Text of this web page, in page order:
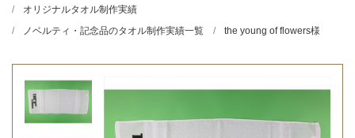
オリジナルタオル制作実績
ノベルティ・記念品のタオル制作実績一覧
the young of flowers様